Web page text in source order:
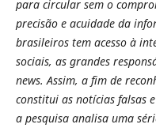
para circular sem o
precisão e acuidade da
brasileiros tem acesso à
sociais, as grandes
news. Assim, a fim de
constitui as notícias falsas
a pesquisa analisa uma